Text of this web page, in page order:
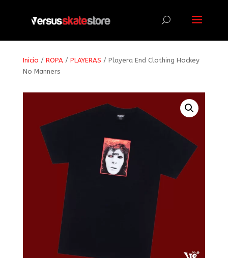
Inicio / ROPA/ PLAYERAS / Playera End Clothing Hockey
No Manners